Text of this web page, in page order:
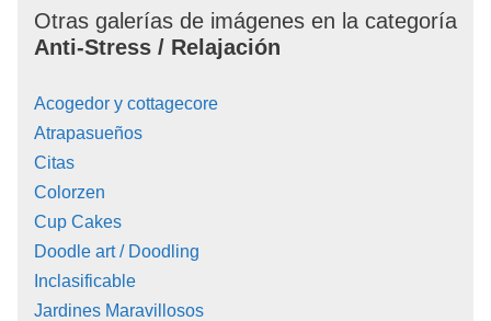
Otras galerías de imágenes en la categoría
Anti-Stress / Relajación
Acogedor y cottagecore
Atrapasueños
Citas
Colorzen
Cup Cakes
Doodle art / Doodling
Inclasificable
Jardines Maravillosos